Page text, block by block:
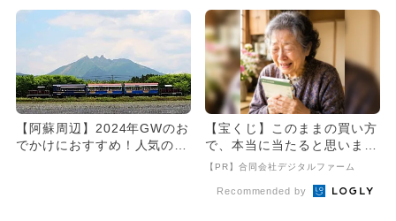
【阿蘇周辺】2024年GWのお
でかけにおすすめ！人気のス
【宝くじ】このままの買い方
で、本当に当たると思います
か
【PR】合同会社デジタルファーム
Recommended by